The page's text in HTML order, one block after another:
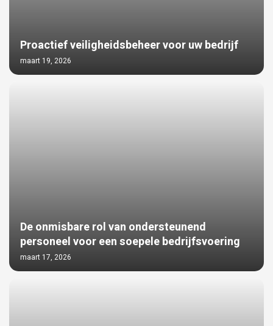
Proactief veiligheidsbeheer voor uw bedrijf
maart 19, 2026
De onmisbare rol van ondersteunend
personeel voor een soepele bedrijfsvoering
maart 17, 2026